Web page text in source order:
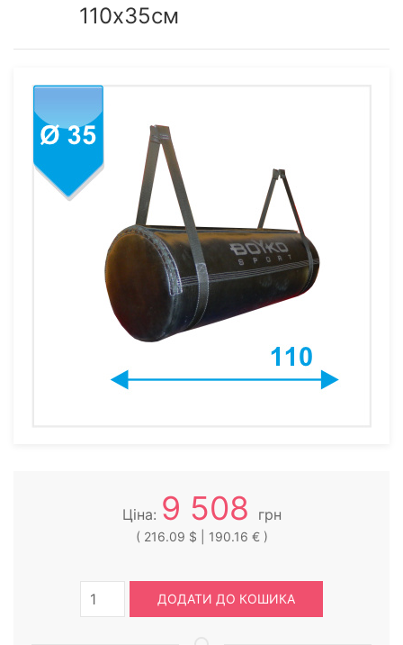
110х35см
Ціна: 9 508 грн
( 216.09 $ | 190.16 € )
ДОДАТИ ДО КОШИКА